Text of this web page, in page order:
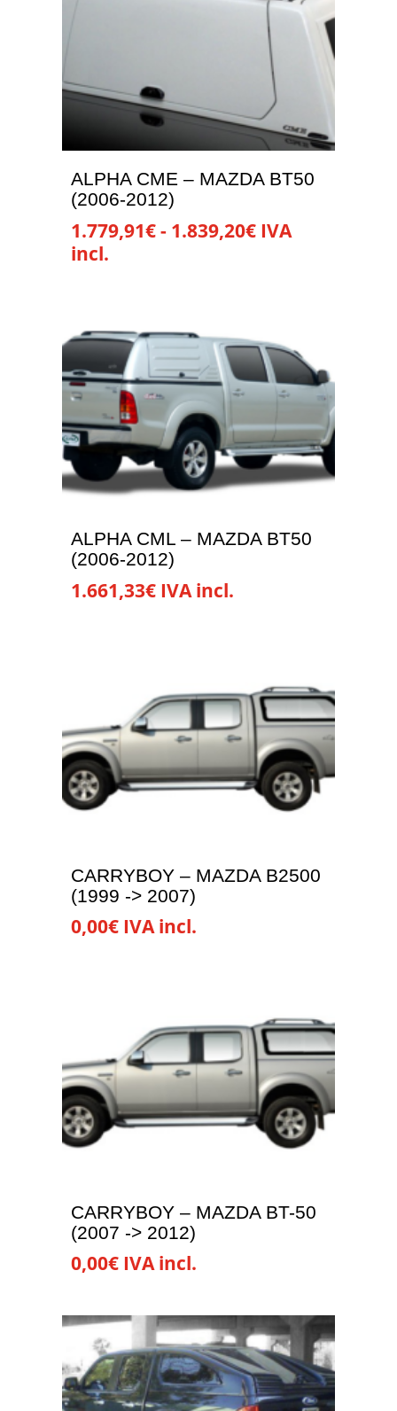
1.602,04€
pueden
la
página
producto
ALPHA CME – MAZDA BT50
(2006-2012)
1.779,91€- 1.839,20€Rango
hasta
1.839,20€
IVA
incl.
múltiples
variantes.
Las
opciones
se
pueden
elegir
la
página
de
producto
ALPHA CML – MAZDA BT50
(2006-2012)
1.661,33€ IVA incl.
CARRYBOY – MAZDA B2500
(1999 -> 2007)
0,00€ IVA incl.
Las
opciones
se
pueden
página
de
producto
CARRYBOY – MAZDA BT-50
(2007 -> 2012)
0,00€ IVA incl.
tiene
múltiples
variantes.
Las